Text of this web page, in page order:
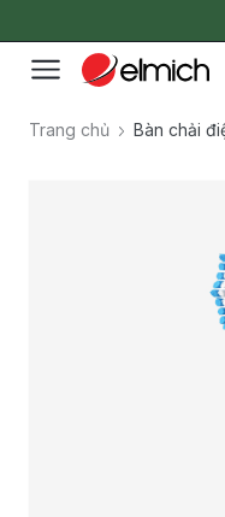
Trang chủ Bàn chải